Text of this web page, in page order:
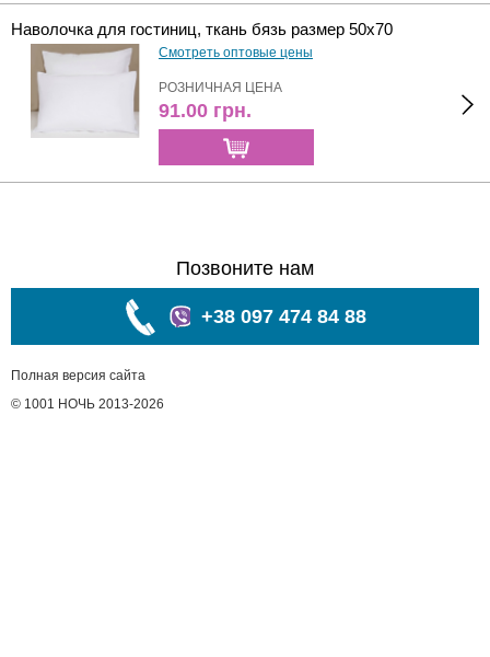
Наволочка для гостиниц, ткань бязь размер 50х70
Смотреть оптовые цены
РОЗНИЧНАЯ ЦЕНА
91.00 грн.
Позвоните нам
+38 097 474 84 88
Полная версия сайта
© 1001 НОЧЬ 2013-2026